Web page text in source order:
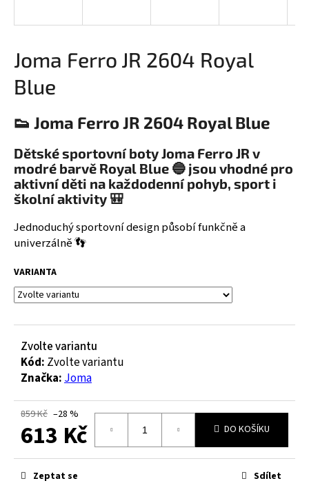
Joma Ferro JR 2604 Royal
Blue
👟 Joma Ferro JR 2604 Royal Blue
Dětské sportovní boty Joma Ferro JR v
modré barvě Royal Blue 🔵 jsou vhodné pro
aktivní děti na každodenní pohyb, sport i
školní aktivity 🎒
Jednoduchý sportovní design působí funkčně a
univerzálně 👣
VARIANTA
Zvolte variantu
Kód: Zvolte variantu
Značka:Joma
859 Kč –28 %
613 Kč
Měrná
cena:
DO KOŠÍKU
Zeptat se Sdílet
í
t
?
HLEDAT
D
o
p
o
r
u
u
m
JOMA
HORIZON
JUNIOR
BAREFOOT
2604